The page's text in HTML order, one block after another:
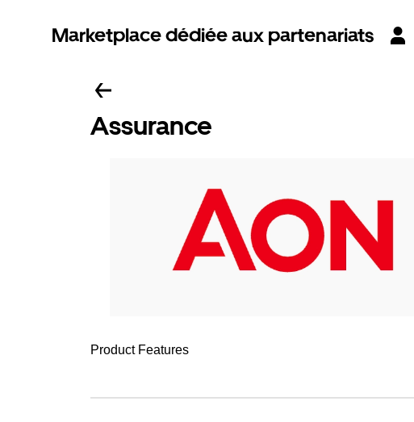
Marketplace dédiée aux partenariats
Assurance
Product Features